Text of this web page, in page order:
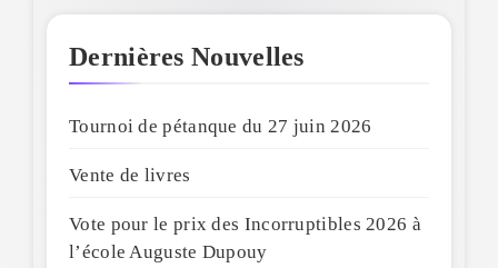
Dernières Nouvelles
Tournoi de pétanque du 27 juin 2026
Vente de livres
Vote pour le prix des Incorruptibles 2026 à
l’école Auguste Dupouy